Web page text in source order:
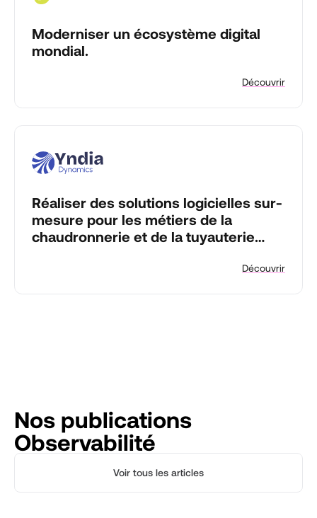
Moderniser un écosystème digital
mondial.
Découvrir
Réaliser des solutions logicielles sur-
mesure pour les métiers de la
chaudronnerie et de la tuyauterie
Découvrir
Nos publications
Observabilité
Voir tous les articles